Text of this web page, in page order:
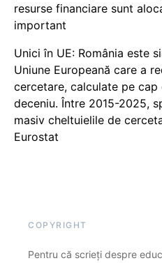
resurse financiare sunt
important
Unici în UE: România este
Uniune Europeană care a
cercetare, calculate pe
deceniu. Între 2015-2025,
masiv cheltuielile de
Eurostat
COPYRIGHT
Pentru că scrieți despre